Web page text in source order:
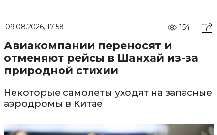
09.08.2026, 17:58 154
Авиакомпании переносят и
отменяют рейсы в Шанхай из-за
природной стихии
Некоторые самолеты уходят на запасные
аэродромы в Китае